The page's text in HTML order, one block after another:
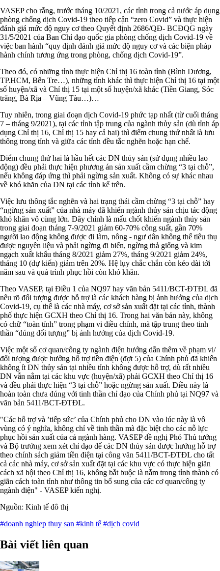
VASEP cho rằng, trước tháng 10/2021, các tỉnh trong cả nước áp dụng
phòng chống dịch Covid-19 theo tiếp cận “zero Covid” và thực hiện
đánh giá mức độ nguy cơ theo Quyết định 2686/QĐ- BCĐQG ngày
31/5/2021 của Ban Chỉ đạo quốc gia phòng chống dịch Covid-19 về
việc ban hành “quy định đánh giá mức độ nguy cơ và các biện pháp
hành chính tương ứng trong phòng, chống dịch Covid-19”.
Theo đó, có những tỉnh thực hiện Chỉ thị 16 toàn tỉnh (Bình Dương,
TP.HCM, Bến Tre…), những tỉnh khác thì thực hiện Chỉ thị 16 tại một
số huyện/xã và Chỉ thị 15 tại một số huyện/xã khác (Tiền Giang, Sóc
trăng, Bà Rịa – Vũng Tàu…)…
Tuy nhiên, trong giai đoạn dịch Covid-19 phức tạp nhất (từ cuối tháng
7 – tháng 9/2021), tại các tỉnh tập trung của ngành thủy sản (dù tỉnh áp
dụng Chỉ thị 16, Chỉ thị 15 hay cả hai) thì điểm chung thứ nhất là lưu
thông trong tỉnh và giữa các tỉnh đều tắc nghẽn hoặc hạn chế.
Điểm chung thứ hai là hầu hết các DN thủy sản (sử dụng nhiều lao
động) đều phải thực hiện phương án sản xuất cầm chừng “3 tại chỗ”,
nếu không đáp ứng thì phải ngừng sản xuất. Không có sự khác nhau
về khó khăn của DN tại các tỉnh kể trên.
Việc lưu thông tắc nghẽn và hai trạng thái cầm chừng “3 tại chỗ” hay
“ngừng sản xuất” của nhà máy đã khiến ngành thủy sản chịu tác động
khó khăn vô cùng lớn. Đây chính là mấu chốt khiến ngành thủy sản
trong giai đoạn tháng 7-9/2021 giảm 60-70% công suất, gần 70%
người lao động không được đi làm, nông - ngư dân không thể tiêu thụ
được nguyên liệu và phải ngừng đi biển, ngừng thả giống và kim
ngạch xuất khẩu tháng 8/2021 giảm 27%, tháng 9/2021 giảm 24%,
tháng 10 (dự kiến) giảm trên 20%. Hệ lụy chắc chắn còn kéo dài tới
năm sau và quá trình phục hồi còn khó khăn.
Theo VASEP, tại Điều 1 của NQ97 hay văn bản 5411/BCT-ĐTĐL đã
nêu rõ đối tượng được hỗ trợ là các khách hàng bị ảnh hưởng của dịch
Covid-19, cụ thể là các nhà máy, cơ sở sản xuất đặt tại các tỉnh, thành
phố thực hiện GCXH theo Chỉ thị 16. Trong hai văn bản này, không
có chữ “toàn tỉnh” trong phạm vi điều chỉnh, mà tập trung theo tinh
thần “đúng đối tượng” bị ảnh hưởng của dịch Covid-19.
Việc một số cơ quan/công ty ngành điện hướng dẫn thêm về phạm vi/
đối tượng được hưởng hỗ trợ tiền điện (đợt 5) của Chính phủ đã khiến
không ít DN thủy sản tại nhiều tỉnh không được hỗ trợ, dù rất nhiều
DN vẫn nằm tại các khu vực (huyện/xã) phải GCXH theo Chỉ thị 16
và đều phải thực hiện “3 tại chỗ” hoặc ngừng sản xuất. Điều này là
hoàn toàn chưa đúng với tinh thần chỉ đạo của Chính phủ tại NQ97 và
văn bản 5411/BCT-ĐTĐL.
"Các hỗ trợ và ’tiếp sức’ của Chính phủ cho DN vào lúc này là vô
vùng có ý nghĩa, không chỉ về tinh thần mà đặc biệt cho các nỗ lực
phục hồi sản xuất của cả ngành hàng. VASEP đề nghị Phó Thủ tướng
và Bộ trưởng xem xét chỉ đạo để các DN thủy sản được hưởng hỗ trợ
theo chính sách giảm tiền điện tại công văn 5411/BCT-ĐTĐL cho tất
cả các nhà máy, cơ sở sản xuất đặt tại các khu vực có thực hiện giãn
cách xã hội theo Chỉ thị 16, không bắt buộc là nằm trong tỉnh thành có
giãn cách toàn tỉnh như thông tin bổ sung của các cơ quan/công ty
ngành điện" - VASEP kiến nghị.
Nguồn: Kinh tế đô thị
#doanh nghiep thuy san #kinh tế #dịch covid
Bài viết liên quan